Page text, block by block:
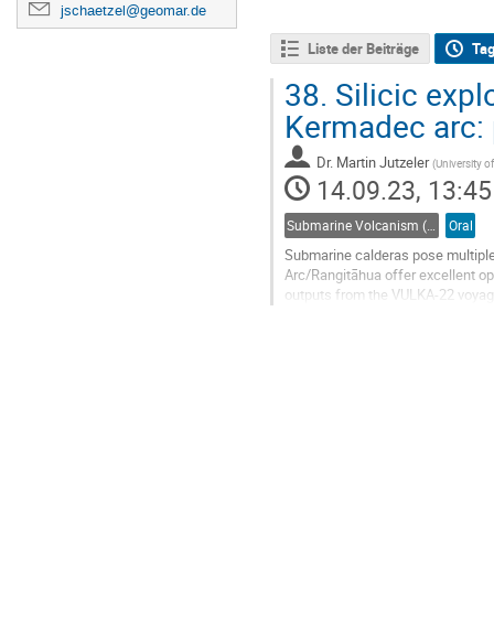
jschaetzel@geomar.de
Liste der Beiträge
38. Silicic
Kermadec
Dr. Martin Jutzeler (University
14.09.23, 13:45
Oral
Submarine calderas pose
Arc/Rangitāhua offer excellent
outputs from the VULKA-22